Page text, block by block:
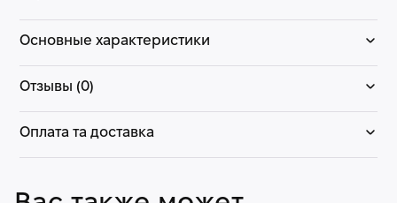
Основные характеристики
Отзывы (0)
Оплата та доставка